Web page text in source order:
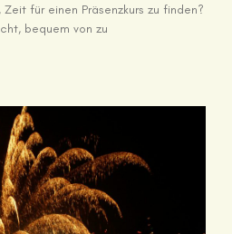
für einen Präsenzkurs zu finden?
bequem von zu